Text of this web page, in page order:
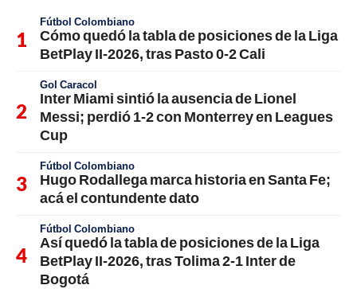
Fútbol Colombiano
Cómo quedó la tabla de posiciones de la Liga
BetPlay II-2026, tras Pasto 0-2 Cali
Gol Caracol
Inter Miami sintió la ausencia de Lionel
Messi; perdió 1-2 con Monterrey en Leagues
Cup
Fútbol Colombiano
Hugo Rodallega marca historia en Santa Fe;
acá el contundente dato
Fútbol Colombiano
Así quedó la tabla de posiciones de la Liga
BetPlay II-2026, tras Tolima 2-1 Inter de
Bogotá